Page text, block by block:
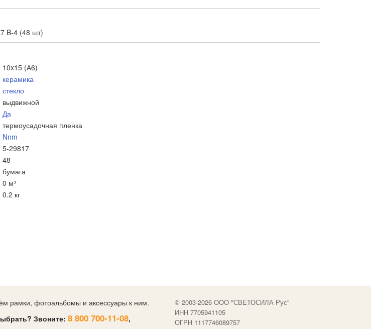
B-4 (48 шт)
10x15 (А6)
керамика
стекло
выдвижной
Да
термоусадочная пленка
Nnm
5-29817
48
бумага
0 м³
0.2 кг
рамки, фотоальбомы и аксессуары к ним.
Звоните: 8 800 700-11-08,
© 2003-2026 OOO "СВЕТОСИЛА Рус"
ИНН 7705941105
ОГРН 1117746089757